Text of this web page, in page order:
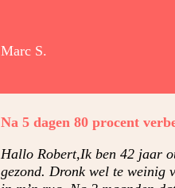
Marc S.
Na 5 dagen 80 procent
Hallo Robert,Ik ben 42 jaar
gezond. Dronk wel te weinig